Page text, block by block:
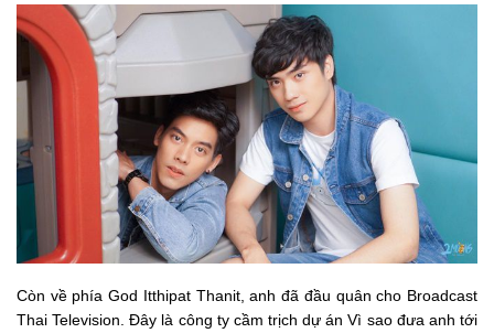
Còn về phía God Itthipat Thanit, anh đã đầu quân cho Broadcast
Thai Television. Đây là công ty cầm trịch dự án Vì sao đưa anh tới